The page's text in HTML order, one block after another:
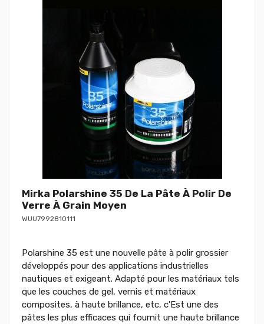
Mirka Polarshine 35 De La Pâte À Polir De
Verre À Grain Moyen
WUU7992810111
Polarshine 35 est une nouvelle pâte à polir grossier
développés pour des applications industrielles
nautiques et exigeant. Adapté pour les matériaux tels
que les couches de gel, vernis et matériaux
composites, à haute brillance, etc, c'Est une des
pâtes les plus efficaces qui fournit une haute brillance